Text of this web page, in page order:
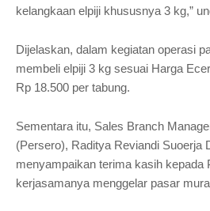
kelangkaan elpiji khususnya 3 kg,”
Dijelaskan, dalam kegiatan operasi
membeli elpiji 3 kg sesuai Harga
Rp 18.500 per tabung.
Sementara itu, Sales Branch
(Persero), Raditya Reviandi Suoerja
menyampaikan terima kasih kepada
kerjasamanya menggelar pasar